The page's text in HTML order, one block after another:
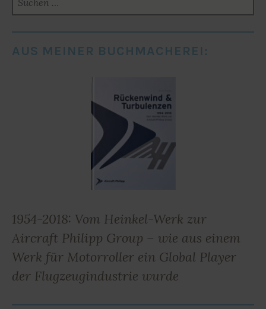
NACH:
AUS MEINER BUCHMACHEREI:
1954-2018: Vom Heinkel-Werk zur
Aircraft Philipp Group – wie aus einem
Werk für Motorroller ein Global Player
der Flugzeugindustrie wurde